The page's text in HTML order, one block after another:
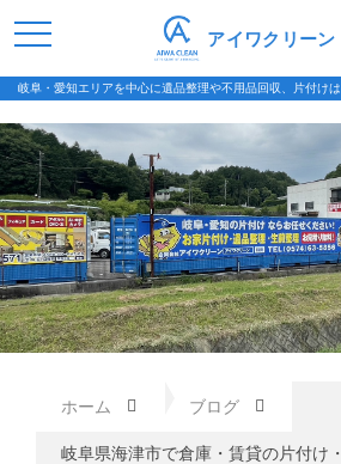
岐阜・愛知エリアを中心に遺品整理や不用品回収、片付け
アイワクリーン
ホーム ブログ
岐阜県海津市で倉庫・賃貸の片付け